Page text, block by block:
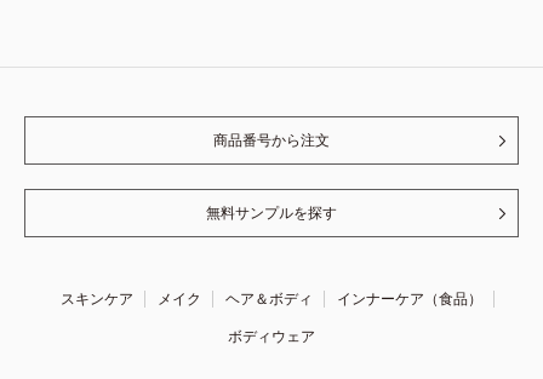
商品番号から注文
無料サンプルを探す
スキンケア メイク ヘア＆ボディ
インナーケア（食品）
ボディウェア